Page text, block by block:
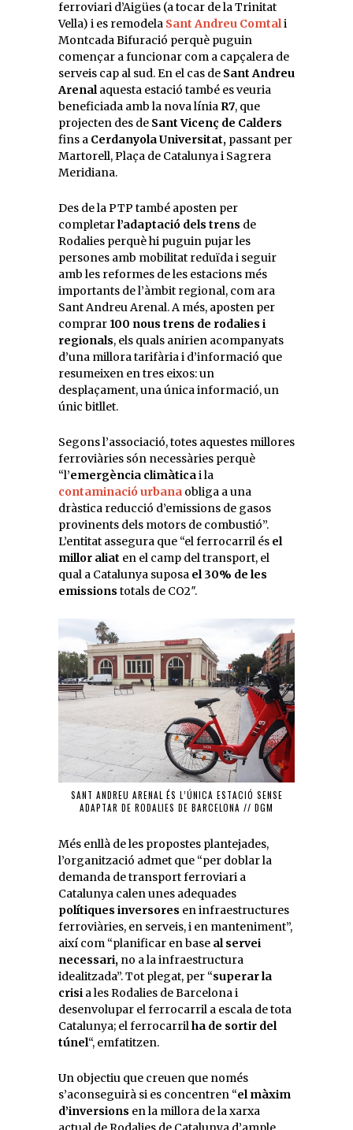
ferroviari d’Aigües (a tocar de la Trinitat
Vella) i es remodela Sant Andreu Comtali
Montcada Bifuració perquè puguin
començar a funcionar com a capçalera de
serveis cap al sud. En el cas de Sant Andreu
Arenalaquesta estació també es veuria
beneficiada amb la nova línia R7, que
projecten des de Sant Vicenç de Calders
fins a Cerdanyola Universitat, passant per
Martorell, Plaça de Catalunya i Sagrera
Meridiana.
Des de la PTP també aposten per
completarl’adaptació dels trens de
Rodalies perquè hi puguin pujar les
persones amb mobilitat reduïda i seguir
amb les reformes de les estacions més
importants de l’àmbit regional, com ara
Sant Andreu Arenal. A més, aposten per
comprar 100 nous trens de rodalies i
regionals, els quals anirien acompanyats
d’una millora tarifària i d’informació que
resumeixen en tres eixos: un
desplaçament, una única informació, un
únic bitllet.
Segons l’associació, totes aquestes millores
ferroviàries són necessàries perquè
“l’emergència climàticai la
contaminació urbana obliga a una
dràstica reducció d’emissions de gasos
provinents dels motors de combustió”.
L’entitat assegura que “el ferrocarril és el
millor aliat en el camp del transport, el
qual a Catalunya suposa el 30% de les
emissions totals de CO2″.
SANT ANDREU ARENAL ÉS L’ÚNICA ESTACIÓ SENSE
ADAPTAR DE RODALIES DE BARCELONA // DGM
Més enllà de les propostes plantejades,
l’organització admet que “per doblar la
demanda de transport ferroviari a
Catalunya calen unes adequades
polítiques inversores en infraestructures
ferroviàries, en serveis, i en manteniment”,
així com “planificar en base al servei
necessari, no a la infraestructura
idealitzada”. Tot plegat, per “superar la
crisi a les Rodalies de Barcelona i
desenvolupar el ferrocarril a escala de tota
Catalunya; el ferrocarrilha de sortir del
túnel“, emfatitzen.
Un objectiu que creuen que només
s’aconseguirà si es concentren “el màxim
d’inversions en la millora de la xarxa